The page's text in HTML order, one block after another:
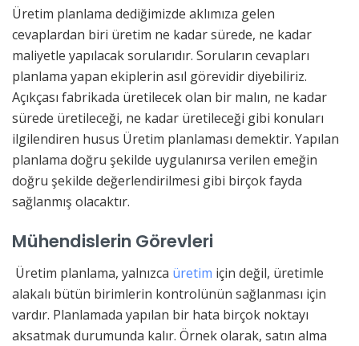
Üretim planlama dediğimizde aklımıza gelen
cevaplardan biri üretim ne kadar sürede, ne kadar
maliyetle yapılacak sorularıdır. Soruların cevapları
planlama yapan ekiplerin asıl görevidir diyebiliriz.
Açıkçası fabrikada üretilecek olan bir malın, ne kadar
sürede üretileceği, ne kadar üretileceği gibi konuları
ilgilendiren husus Üretim planlaması demektir. Yapılan
planlama doğru şekilde uygulanırsa verilen emeğin
doğru şekilde değerlendirilmesi gibi birçok fayda
sağlanmış olacaktır.
Mühendislerin Görevleri
Üretim planlama, yalnızca üretim için değil, üretimle
alakalı bütün birimlerin kontrolünün sağlanması için
vardır. Planlamada yapılan bir hata birçok noktayı
aksatmak durumunda kalır. Örnek olarak, satın alma